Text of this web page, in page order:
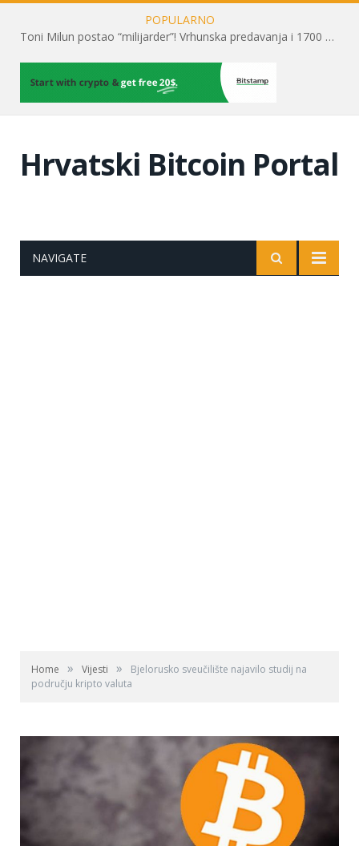
POPULARNO
Toni Milun postao “milijarder”! Vrhunska predavanja i 1700 posjetitelja obilježili su mjesec financijske pismenosti
Hrvatski Bitcoin Portal
NAVIGATE
Home » Vijesti »
Bjelorusko sveučilište najavilo studij na
području kripto valuta